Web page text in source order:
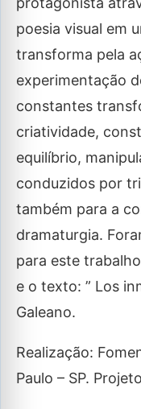
poesia visual em
transforma pela
experimentação
constantes
criatividade,
equilíbrio,
conduzidos por
também para a
dramaturgia.
para este
e o texto: ” Los
Galeano.
Realização:
Paulo – SP.